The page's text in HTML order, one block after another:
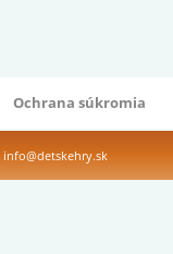
Ochrana súkromia
info@detskehry.sk